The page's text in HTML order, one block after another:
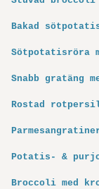
Bakad
Sötpotatisröra
Snabb gratäng
Rostad
Potatis- &
Broccoli med